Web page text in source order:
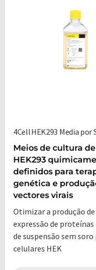
4Cell HEK293 Media por
Meios de cultura
HEK293
definidos para
genética e
vectores virais
Otimizar a produção de
expressão de
de suspensão sem
celulares HEK